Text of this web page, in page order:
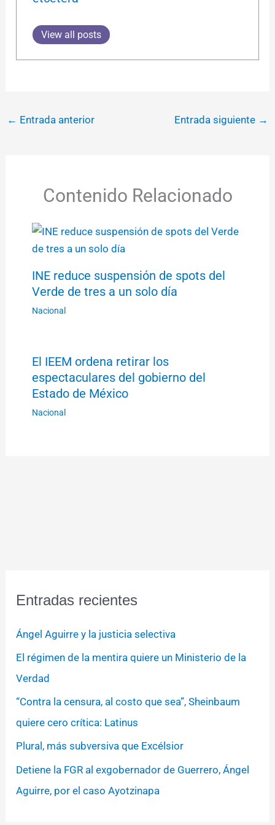
View all posts
← Entrada anterior Entrada siguiente →
Contenido Relacionado
INE reduce suspensión de spots del
Verde de tres a un solo día
Nacional
El IEEM ordena retirar los
espectaculares del gobierno del
Estado de México
Nacional
Entradas recientes
Ángel Aguirre y la justicia selectiva
El régimen de la mentira quiere un Ministerio de la
Verdad
“Contra la censura, al costo que sea”, Sheinbaum
quiere cero crítica: Latinus
Plural, más subversiva que Excélsior
Detiene la FGR al exgobernador de Guerrero, Ángel
Aguirre, por el caso Ayotzinapa